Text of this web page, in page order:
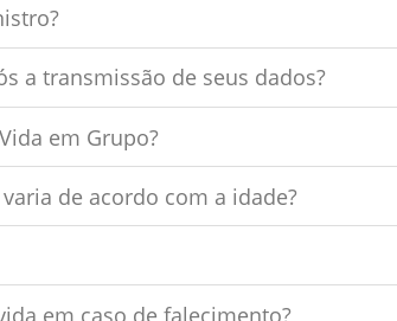
a transmissão de seus dados?
em Grupo?
de acordo com a idade?
em caso de falecimento?